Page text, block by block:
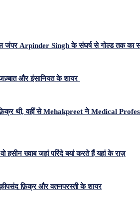
जंपर Arpinder Singh के संघर्ष से गोल्ड तक का
और इंसानियत के शायर
फ़िक्र थी, वहीं से Mehakpreet ने Medical
हसीन ख्वाब जहां परिंदे बयां करते हैं यहां के राज़
फ़िक्र और वतनपरस्ती के शायर